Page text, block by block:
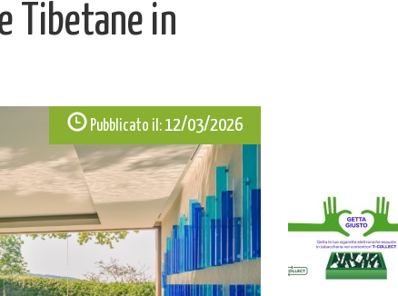
Tibetane in
Pubblicato il:12/03/2026